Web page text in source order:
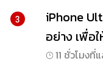
3
iPhone
อย่าง เพื่อ
11 ชั่วโมงที่